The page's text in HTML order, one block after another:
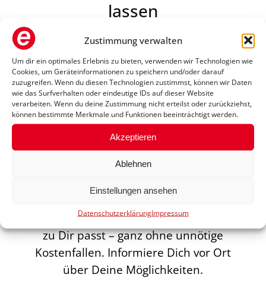
Zustimmung verwalten
Um dir ein optimales Erlebnis zu bieten, verwenden wir Technologien wie
Cookies, um Geräteinformationen zu speichern und/oder darauf
zuzugreifen. Wenn du diesen Technologien zustimmst, können wir Daten
wie das Surfverhalten oder eindeutige IDs auf dieser Website
verarbeiten. Wenn du deine Zustimmung nicht erteilst oder zurückziehst,
können bestimmte Merkmale und Funktionen beeinträchtigt werden.
Akzeptieren
Ablehnen
Einstellungen ansehen
DatenschutzerklärungImpressum
lassen
Im Sanitätshaus „Orthopädietechnik
Mayer & Behnsen“ kannst Du nicht
nur den passenden Rollstuhl finden,
sondern auch von einer
Bezuschussung durch Deine
Krankenkasse profitieren. Ob
Elektrorollstuhl, manuelles Modell
oder Schiebehilfe – mit professioneller
verständlich erklärt und eingereicht.
So sicherst Du Dir die Versorgung, die
zu Dir passt – ganz ohne unnötige
Kostenfallen. Informiere Dich vor Ort
über Deine Möglichkeiten.